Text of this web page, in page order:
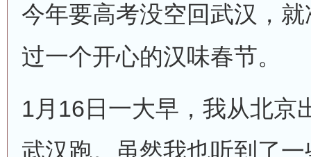
今年要高考没空回武汉，
过一个开心的汉味春节。
1月16日一大早，我从北京
武汉跑。虽然我也听到了